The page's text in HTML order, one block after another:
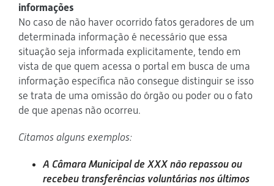
informações
No caso de não haver ocorrido fatos geradores de um
determinada informação é necessário que essa
situação seja informada explicitamente, tendo em
vista de que quem acessa o portal em busca de uma
informação específica não consegue distinguir se isso
se trata de uma omissão do órgão ou poder ou o fato
de que apenas não ocorreu.
Citamos alguns exemplos:
A Câmara Municipal de XXX não repassou ou
recebeu transferências voluntárias nos últimos